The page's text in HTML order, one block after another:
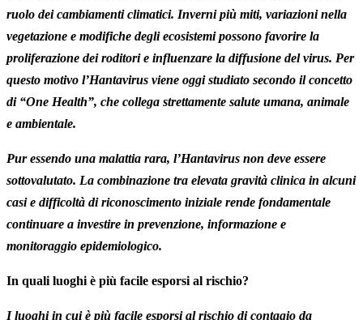
ruolo dei cambiamenti climatici. Inverni più miti, variazioni nella
vegetazione e modifiche degli ecosistemi possono favorire la
proliferazione dei roditori e influenzare la diffusione del virus. Per
questo motivo l’Hantavirus viene oggi studiato secondo il concetto
di “One Health”, che collega strettamente salute umana, animale
e ambientale.
Pur essendo una malattia rara, l’Hantavirus non deve essere
sottovalutato. La combinazione tra elevata gravità clinica in alcuni
casi e difficoltà di riconoscimento iniziale rende fondamentale
continuare a investire in prevenzione, informazione e
monitoraggio epidemiologico.
In quali luoghi è più facile esporsi al rischio?
I luoghi in cui è più facile esporsi al rischio di contagio da